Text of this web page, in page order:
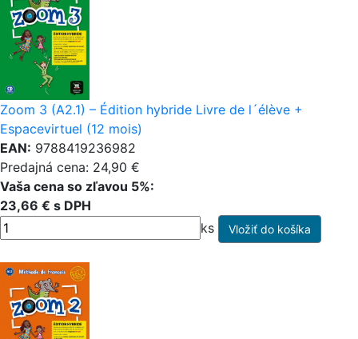
Zoom 3 (A2.1) – Édition hybride Livre de l´élève +
Espacevirtuel (12 mois)
EAN: 9788419236982
Predajná cena: 24,90 €
Vaša cena so zľavou 5%:
23,66 € s DPH
ks